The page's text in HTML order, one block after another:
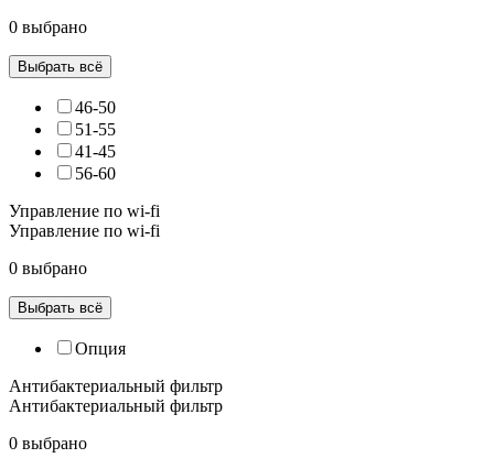
0 выбрано
Выбрать всё
46-50
51-55
41-45
56-60
Управление по wi-fi
Управление по wi-fi
0 выбрано
Выбрать всё
Опция
Антибактериальный фильтр
Антибактериальный фильтр
0 выбрано